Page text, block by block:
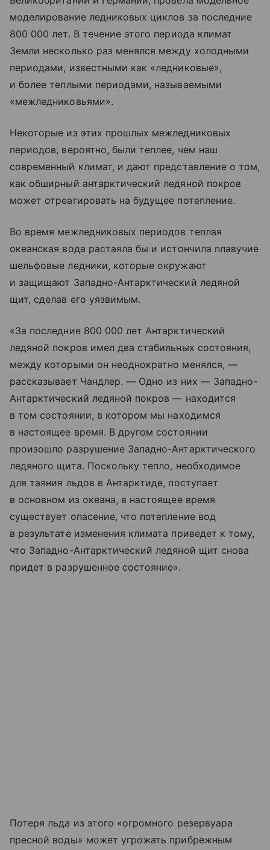
моделирование ледниковых циклов за последние
800 000 лет. В течение этого периода климат
Земли несколько раз менялся между холодными
периодами, известными как «ледниковые»,
и более теплыми периодами, называемыми
«межледниковьями».
Некоторые из этих прошлых межледниковых
периодов, вероятно, были теплее, чем наш
современный климат, и дают представление о том,
как обширный антарктический ледяной покров
может отреагировать на будущее потепление.
Во время межледниковых периодов теплая
океанская вода растаяла бы и истончила плавучие
шельфовые ледники, которые окружают
и защищают Западно-Антарктический ледяной
щит, сделав его уязвимым.
«За последние 800 000 лет Антарктический
ледяной покров имел два стабильных состояния,
между которыми он неоднократно менялся, —
рассказывает Чандлер. — Одно из них — Западно-
Антарктический ледяной покров — находится
в том состоянии, в котором мы находимся
в настоящее время. В другом состоянии
произошло разрушение Западно-Антарктического
ледяного щита. Поскольку тепло, необходимое
для таяния льдов в Антарктиде, поступает
в основном из океана, в настоящее время
существует опасение, что потепление вод
в результате изменения климата приведет к тому,
что Западно-Антарктический ледяной щит снова
придет в разрушенное состояние».
Потеря льда из этого «огромного резервуара
пресной воды» может угрожать прибрежным